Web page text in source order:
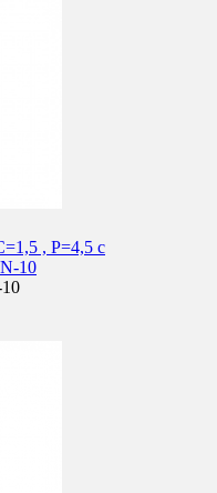
, Р=4,5 с
10